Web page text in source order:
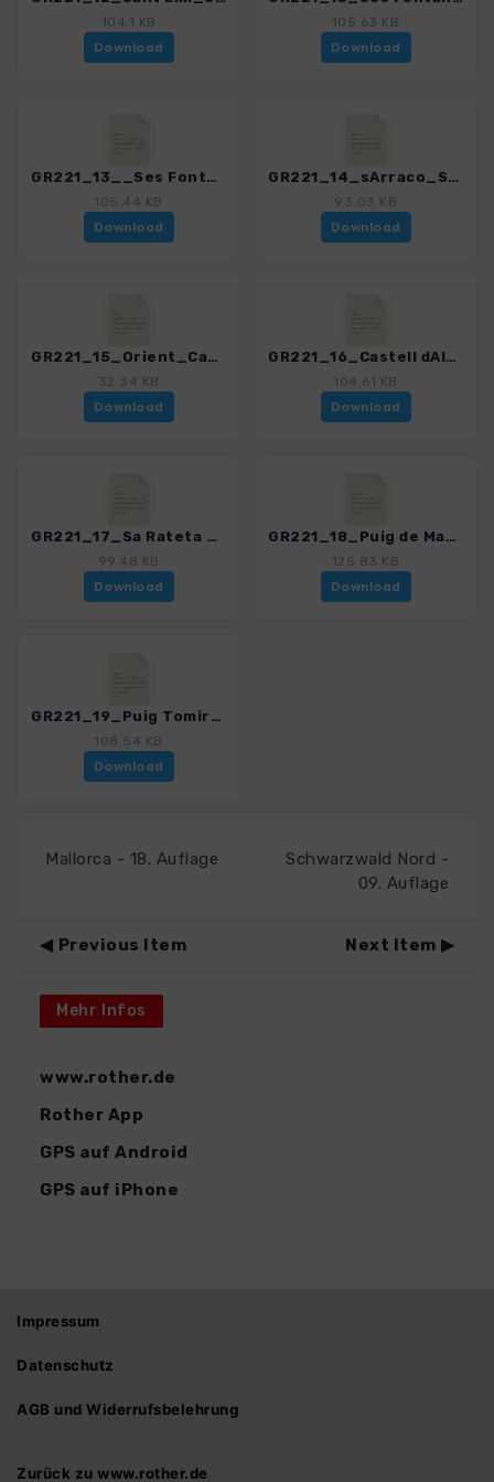
104.1 KB
Download
105.63 KB
Download
GR221_13__Ses Fontanelles_Estellencs_4541_2.gpx
105.44 KB
Download
GR221_14_sArraco_Ses Fontanelles_4541_2.gpx
93.03 KB
Download
GR221_15_Orient_Castell dAlaro_4541_2.gpx
32.34 KB
Download
GR221_16_Castell dAlaro_Tossals Verds_4541_2.gpx
104.61 KB
Download
GR221_17_Sa Rateta und Puig de lOfre_4541_2.gpx
99.48 KB
Download
GR221_18_Puig de Massanella_4541_2.gpx
125.83 KB
Download
GR221_19_Puig Tomir_4541_2.gpx
108.54 KB
Download
Mallorca - 18. Auflage
Schwarzwald Nord -
09. Auflage
Previous Item Next Item
Mehr Infos
www.rother.de
Rother App
GPS auf Android
GPS auf iPhone
Impressum
Datenschutz
AGB und Widerrufsbelehrung
Zurück zu www.rother.de